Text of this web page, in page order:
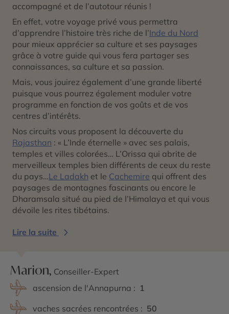
accompagné et de l’autotour réunis !
En effet, votre voyage privé vous permettra
d’apprendre l’histoire très riche de l’Inde du Nord
pour mieux apprécier sa culture et ses paysages
grâce à votre guide qui vous fera partager ses
connaissances, sa culture et sa passion.
Mais, vous jouirez également d’une grande liberté
puisque vous pourrez également moduler votre
programme en fonction de vos goûts et de vos
centres d’intérêts.
Nos circuits vous proposent la découverte du
Rajasthan : « L’Inde éternelle » avec ses palais,
temples et villes colorées… L’Orissa qui abrite de
merveilleux temples bien différents de ceux du reste
du pays…Le Ladakh et le Cachemire qui offrent des
paysages de montagnes fascinants ou encore le
Dharamsala situé au pied de l’Himalaya et qui vous
dévoile les rites tibétains.
Lire la suite
Marion, Conseiller-Expert
ascension de l'Annapurna : 1
vaches sacrées rencontrées : 50